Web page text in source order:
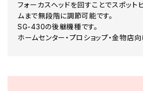
フォーカスヘッドを回すことでスポット
ムまで無段階に調節可能です。
SG-430の後継機種です。
ホームセンター・プロショップ・金物店